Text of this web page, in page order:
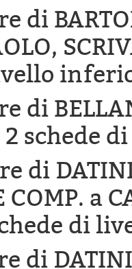
di
di
2 schede
di
COMP. a
di
di